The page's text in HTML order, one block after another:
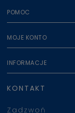
POMOC
MOJE KONTO
INFORMACJE
KONTAKT
Zadzwoń